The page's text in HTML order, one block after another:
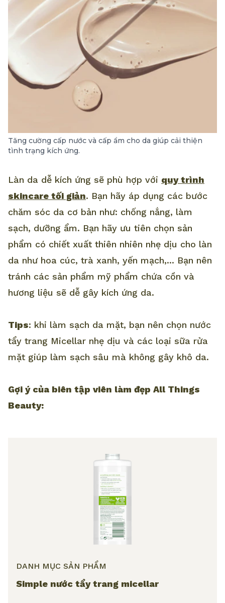
Tăng cường cấp nước và cấp ẩm cho da giúp cải thiện
tình trạng kích ứng.
Làn da dễ kích ứng sẽ phù hợp với quy trình
skincare tối giản. Bạn hãy áp dụng các bước
chăm sóc da cơ bản như: chống nắng, làm
sạch, dưỡng ẩm. Bạn hãy ưu tiên chọn sản
phẩm có chiết xuất thiên nhiên nhẹ dịu cho làn
da như hoa cúc, trà xanh, yến mạch,... Bạn nên
tránh các sản phẩm mỹ phẩm chứa cồn và
hương liệu sẽ dễ gây kích ứng da.
Tips: khi làm sạch da mặt, bạn nên chọn nước
tẩy trang Micellar nhẹ dịu và các loại sữa rửa
mặt giúp làm sạch sâu mà không gây khô da.
Gợi ý của biên tập viên làm đẹp All Things
Beauty:
DANH MỤC SẢN PHẨM
Simple nước tẩy trang micellar